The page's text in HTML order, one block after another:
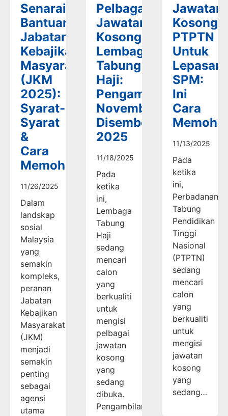
Senarai
Bantuan
Jabatan
Kebajikan
Masyarakat
(JKM
2025):
Syarat-
Syarat
&
Cara
Memohon
11/26/2025
Dalam
landskap
sosial
Malaysia
yang
semakin
kompleks,
peranan
Jabatan
Kebajikan
Masyarakat
(JKM)
menjadi
semakin
penting
sebagai
agensi
utama
Pelbagai
Jawatan
Kosong
Lembaga
Tabung
Haji:
Pengambilan
November-
Disember
2025
11/18/2025
Pada
ketika
ini,
Lembaga
Tabung
Haji
sedang
mencari
calon
yang
berkualiti
untuk
mengisi
pelbagai
jawatan
kosong
yang
sedang
dibuka.
Pengambilan…
Jawatan
Kosong
PTPTN
Untuk
Lepasan
SPM:
Ini
Cara
11/13/2025
Pada
ketika
ini,
Perbadanan
Tabung
Pendidikan
Tinggi
Nasional
(PTPTN)
sedang
mencari
calon
yang
berkualiti
untuk
mengisi
jawatan
kosong
yang
sedang…